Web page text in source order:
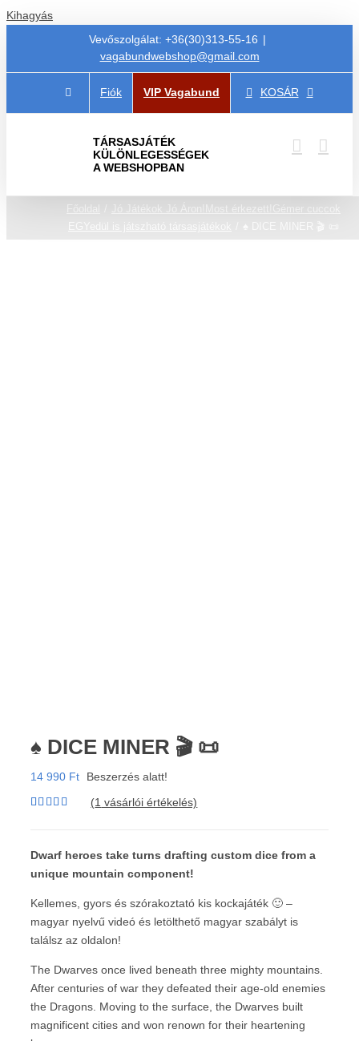
Kihagyás
Vevőszolgálat: +36(30)313-55-16 |
vagabundwebshop@gmail.com
Fiók VIP Vagabund KOSÁR
TÁRSASJÁTÉK
KÜLÖNLEGESSÉGEK
A WEBSHOPBAN
Főoldal Jó Játékok Jó Áron! Most érkezett!
Gémer cuccok
♠️ DICE MINER 🎬 📜
14 990 Ft Beszerzés alatt!
értékelés
(1 vásárlói értékelés)
Dwarf heroes take turns drafting custom dice from a
unique mountain component!
Kellemes, gyors és szórakoztató kis kockajáték 🙂 –
magyar nyelvű videó és letölthető magyar szabályt is
találsz az oldalon!
The Dwarves once lived beneath three mighty mountains.
After centuries of war they defeated their age-old enemies
the Dragons. Moving to the surface, the Dwarves built
magnificent cities and won renown for their heartening